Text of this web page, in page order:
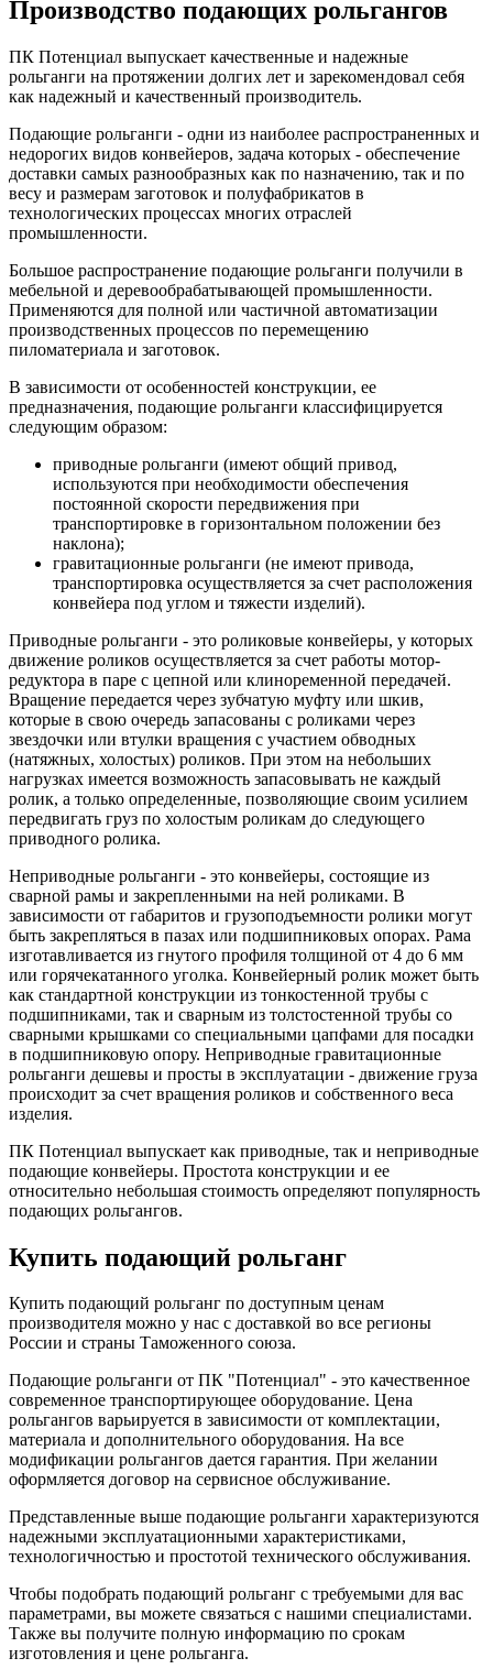
Производство подающих рольгангов
ПК Потенциал выпускает качественные и надежные
рольганги на протяжении долгих лет и зарекомендовал себя
как надежный и качественный производитель.
Подающие рольганги - одни из наиболее распространенных и
недорогих видов конвейеров, задача которых - обеспечение
доставки самых разнообразных как по назначению, так и по
весу и размерам заготовок и полуфабрикатов в
технологических процессах многих отраслей
промышленности.
Большое распространение подающие рольганги получили в
мебельной и деревообрабатывающей промышленности.
Применяются для полной или частичной автоматизации
производственных процессов по перемещению
пиломатериала и заготовок.
В зависимости от особенностей конструкции, ее
предназначения, подающие рольганги классифицируется
следующим образом:
приводные рольганги (имеют общий привод,
используются при необходимости обеспечения
постоянной скорости передвижения при
транспортировке в горизонтальном положении без
наклона);
гравитационные рольганги (не имеют привода,
транспортировка осуществляется за счет расположения
конвейера под углом и тяжести изделий).
Приводные рольганги - это роликовые конвейеры, у которых
движение роликов осуществляется за счет работы мотор-
редуктора в паре с цепной или клиноременной передачей.
Вращение передается через зубчатую муфту или шкив,
которые в свою очередь запасованы с роликами через
звездочки или втулки вращения с участием обводных
(натяжных, холостых) роликов. При этом на небольших
нагрузках имеется возможность запасовывать не каждый
ролик, а только определенные, позволяющие своим усилием
передвигать груз по холостым роликам до следующего
приводного ролика.
Неприводные рольганги - это конвейеры, состоящие из
сварной рамы и закрепленными на ней роликами. В
зависимости от габаритов и грузоподъемности ролики могут
быть закрепляться в пазах или подшипниковых опорах. Рама
изготавливается из гнутого профиля толщиной от 4 до 6 мм
или горячекатанного уголка. Конвейерный ролик может быть
как стандартной конструкции из тонкостенной трубы с
подшипниками, так и сварным из толстостенной трубы со
сварными крышками со специальными цапфами для посадки
в подшипниковую опору. Неприводные гравитационные
рольганги дешевы и просты в эксплуатации - движение груза
происходит за счет вращения роликов и собственного веса
изделия.
ПК Потенциал выпускает как приводные, так и неприводные
подающие конвейеры. Простота конструкции и ее
относительно небольшая стоимость определяют популярность
подающих рольгангов.
Купить подающий рольганг
Купить подающий рольганг по доступным ценам
производителя можно у нас с доставкой во все регионы
России и страны Таможенного союза.
Подающие рольганги от ПК "Потенциал" - это качественное
современное транспортирующее оборудование. Цена
рольгангов варьируется в зависимости от комплектации,
материала и дополнительного оборудования. На все
модификации рольгангов дается гарантия. При желании
оформляется договор на сервисное обслуживание.
Представленные выше подающие рольганги характеризуются
надежными эксплуатационными характеристиками,
технологичностью и простотой технического обслуживания.
Чтобы подобрать подающий рольганг с требуемыми для вас
параметрами, вы можете связаться с нашими специалистами.
Также вы получите полную информацию по срокам
изготовления и цене рольганга.